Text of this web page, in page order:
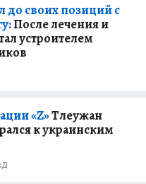
своих позиций с
После лечения и
устроителем
«Z»Тлеужан
к украинским